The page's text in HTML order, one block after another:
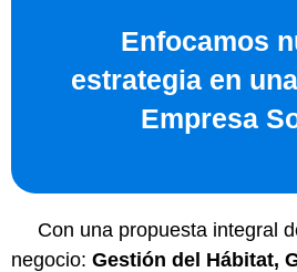
Enfocamos
estrategia en
Empresa
Con una propuesta integral
negocio: Gestión del Hábitat,